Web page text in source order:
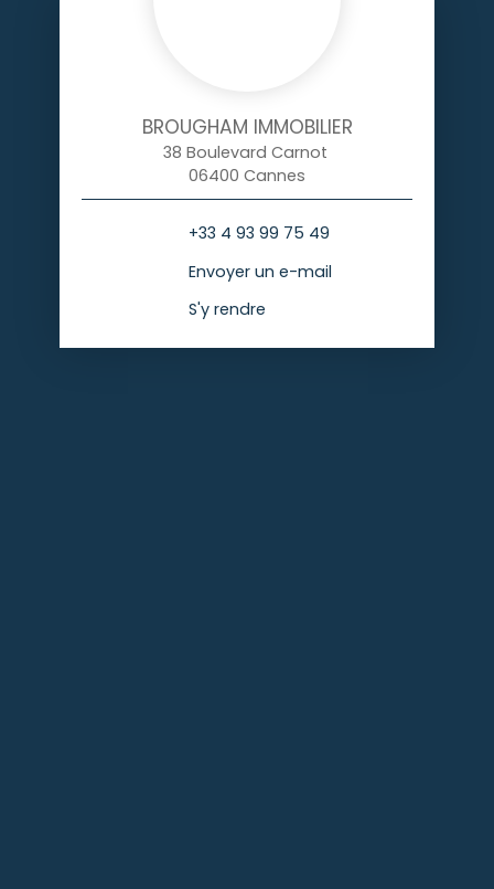
BROUGHAM IMMOBILIER
38 Boulevard Carnot
06400 Cannes
+33 4 93 99 75 49
Envoyer un e-mail
S'y rendre